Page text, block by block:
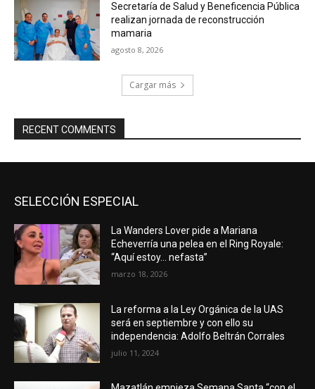
Secretaría de Salud y Beneficencia Pública
realizan jornada de reconstrucción
mamaria
agosto 8, 2026
Cargar más
RECENT COMMENTS
SELECCIÓN ESPECIAL
La Wanders Lover pide a Mariana
Echeverría una pelea en el Ring Royale:
“Aquí estoy… nefasta”
marzo 18, 2026
La reforma a la Ley Orgánica de la UAS
será en septiembre y con ello su
independencia: Adolfo Beltrán Corrales
julio 11, 2024